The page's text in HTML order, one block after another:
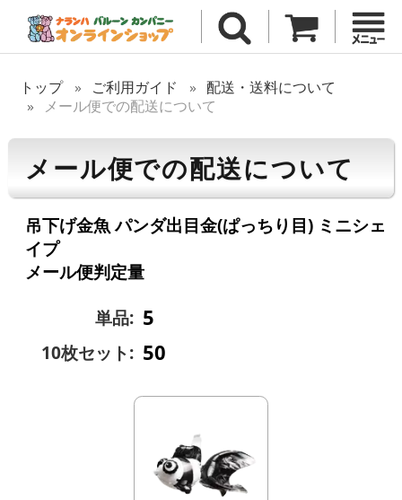
トップ ご利用ガイド
配送・送料について
メール便での配送について
メール便での配送について
吊下げ金魚 パンダ出目金(ぱっちり目) ミニシェ
イプ
メール便判定量
単品: 5
10枚セット: 50